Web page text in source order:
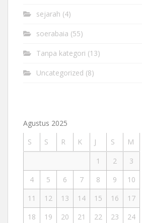
sejarah (4)
soerabaia (55)
Tanpa kategori (13)
Uncategorized (8)
Agustus 2025
S
S R K J S
M
1
2
3
4
5 6 7 8 9
10
11
12 13 14 15 16
17
18
19 20 21 22 23
24